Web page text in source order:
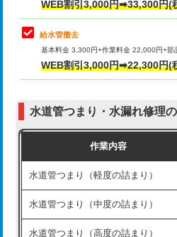
マス交換（深さ50㎝未満）
マス交換（深さ50㎝以上）
コンクリート斫り（厚さ10㎝まで）
モルタル補修（厚さ10㎝超え）
洗面台設置
化粧台設置
理・調整・分解・加工など（重作
その他部品の脱着
交換・取付（タンク）
式）)
式・ワンホール）)
交換・取付(排水栓・排水トラップ
WEB割引3,000円➡33,300円(
給水管撤去
基本料金 3,300円+作業料金 22,000円+部
WEB割引3,000円➡22,300円(
水道管つまり・水漏れ修理
作業内容
水道管つまり（軽度の詰まり）
水道管つまり（中度の詰まり）
水道管つまり（高度の詰まり）